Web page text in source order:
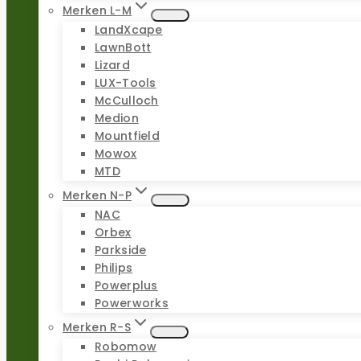
Merken L-M
LandXcape
LawnBott
Lizard
LUX-Tools
McCulloch
Medion
Mountfield
Mowox
MTD
Merken N-P
NAC
Orbex
Parkside
Philips
Powerplus
Powerworks
Merken R-S
Robomow